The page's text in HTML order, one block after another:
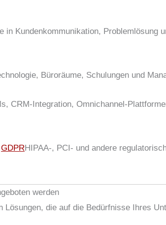
in Kundenkommunikation, Problemlösung
Büroräume, Schulungen und
CRM-Integration, Omnichannel-
GDPRHIPAA-, PCI- und andere
werden
die auf die Bedürfnisse Ihres